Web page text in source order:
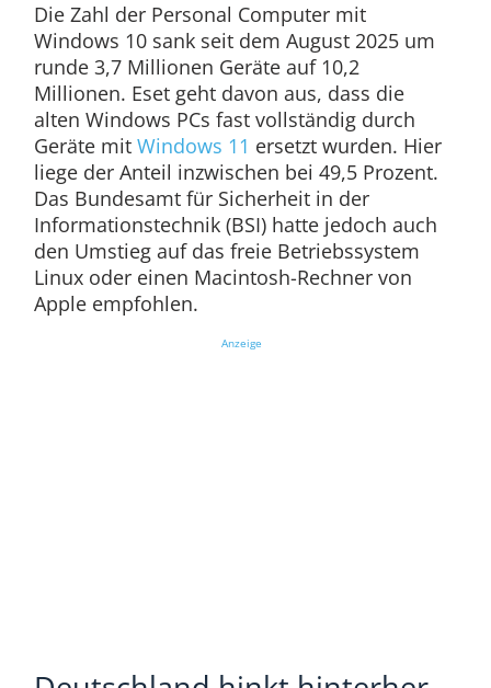
Die Zahl der Personal Computer mit
Windows 10 sank seit dem August 2025 um
runde 3,7 Millionen Geräte auf 10,2
Millionen. Eset geht davon aus, dass die
alten Windows PCs fast vollständig durch
Geräte mit Windows 11 ersetzt wurden. Hier
liege der Anteil inzwischen bei 49,5 Prozent.
Das Bundesamt für Sicherheit in der
Informationstechnik (BSI) hatte jedoch auch
den Umstieg auf das freie Betriebssystem
Linux oder einen Macintosh-Rechner von
Apple empfohlen.
Anzeige